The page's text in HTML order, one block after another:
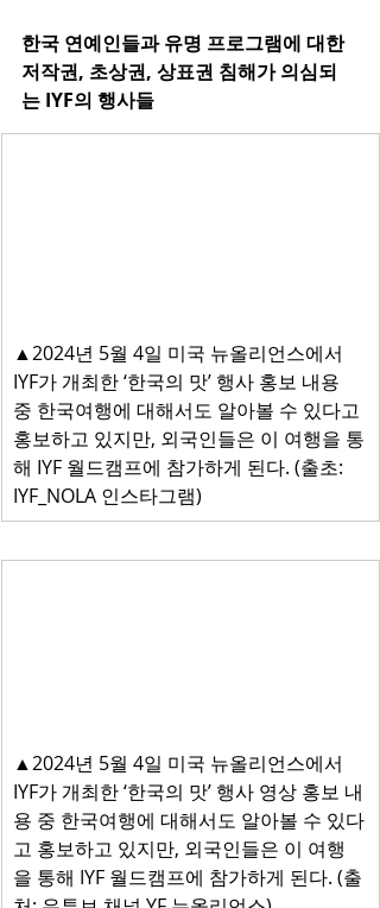
한국 연예인들과 유명 프로그램에 대한
저작권, 초상권, 상표권 침해가 의심되
는 IYF의 행사들​
▲2024년 5월 4일 미국 뉴올리언스에서
IYF가 개최한 ‘한국의 맛’ 행사 홍보 내용
중 한국여행에 대해서도 알아볼 수 있다고
홍보하고 있지만, 외국인들은 이 여행을 통
해 IYF 월드캠프에 참가하게 된다. (출초:
IYF_NOLA 인스타그램)
▲2024년 5월 4일 미국 뉴올리언스에서
IYF가 개최한 ‘한국의 맛’ 행사 영상 홍보 내
용 중 한국여행에 대해서도 알아볼 수 있다
고 홍보하고 있지만, 외국인들은 이 여행
을 통해 IYF 월드캠프에 참가하게 된다. (출